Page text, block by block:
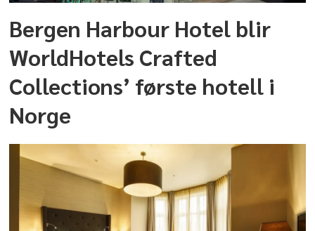
Bergen Harbour Hotel blir
WorldHotels Crafted
Collections’ første hotell i
Norge